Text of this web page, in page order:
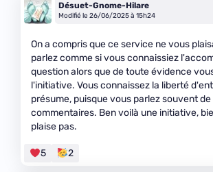
Désuet-Gnome-Hilare
Modifié le 26/06/2025 à 15h24
On a compris que ce service ne vous
parlez comme si vous connaissiez
question alors que de toute évidence
l'initiative. Vous connaissez la liberté
présume, puisque vous parlez souvent
commentaires. Ben voilà une initiative,
plaise pas.
5 2